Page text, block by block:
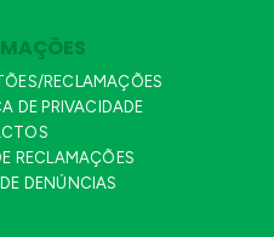
RECLAMAÇÕES
DE PRIVACIDADE
RECLAMAÇÕES
DENÚNCIAS